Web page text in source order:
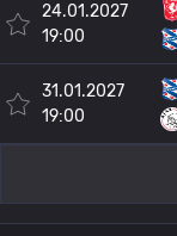
24.01.2027
19:00
31.01.2027
19:00